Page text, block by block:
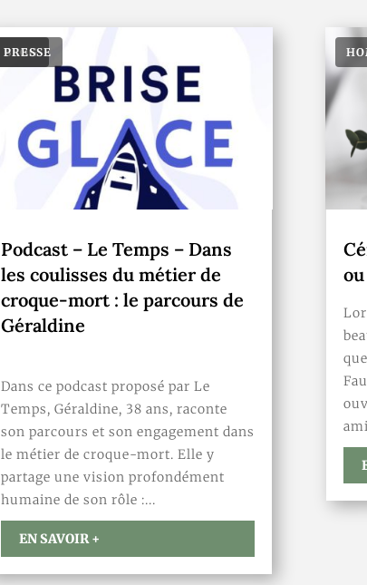
Podcast – Le Temps – Dans
les coulisses du métier de
croque-mort : le parcours de
Géraldine
BLOG
PRESSE
Dans ce podcast proposé par Le
Temps, Géraldine, 38 ans, raconte
son parcours et son engagement dans
le métier de croque-mort. Elle y
partage une vision profondément
humaine de son rôle :...